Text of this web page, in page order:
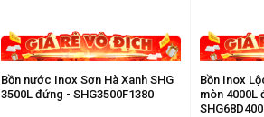
Bồn nước Inox Sơn Hà Xanh SHG
3500L đứng - SHG3500F1380
Bồn Inox
mòn 4000L